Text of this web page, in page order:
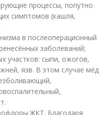
процессы, попутно
симптомов (кашля,
в послеоперационный
заболеваний;
участков: сыпи, ожогов,
язв. В этом случае мёд
ЖКТ. Благодаря